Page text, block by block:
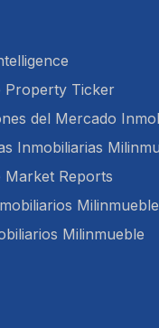
Property Ticker
del Mercado
Inmobiliarias
Market Reports
Milinmueble
Milinmueble